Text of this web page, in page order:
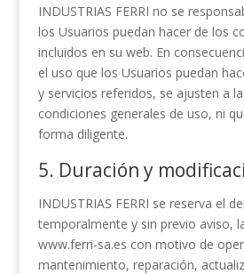
INDUSTRIAS FERRI no se
los Usuarios puedan hacer de los
incluidos en su web. En
el uso que los Usuarios puedan
y servicios referidos, se ajusten a
condiciones generales de uso, ni
forma diligente.
5. Duración y
INDUSTRIAS FERRI se reserva el
temporalmente y sin previo aviso,
www.ferri-sa.es con motivo de
mantenimiento, reparación,